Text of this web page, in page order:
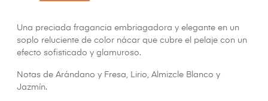
Una preciada fragancia embriagadora y elegante en un
soplo reluciente de color nácar que cubre el pelaje con un
efecto sofisticado y glamuroso.
Notas de Arándano y Fresa, Lirio, Almizcle Blanco y
Jazmín.